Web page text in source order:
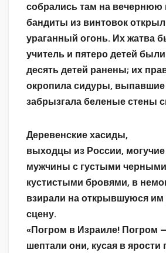
собрались там на вечернюю
бандиты из винтовок
ураганный огонь. Их жатва
учитель и пятеро детей
десять детей ранены; их
окропила сидуры, выпавшие
забрызгала беленые стены
Деревенские хасиды,
выходцы из России,
мужчины с густыми
кустистыми бровями, в
взирали на открывшуюся
сцену.
«Погром в Израиле! Погром
шептали они, кусая в ярости